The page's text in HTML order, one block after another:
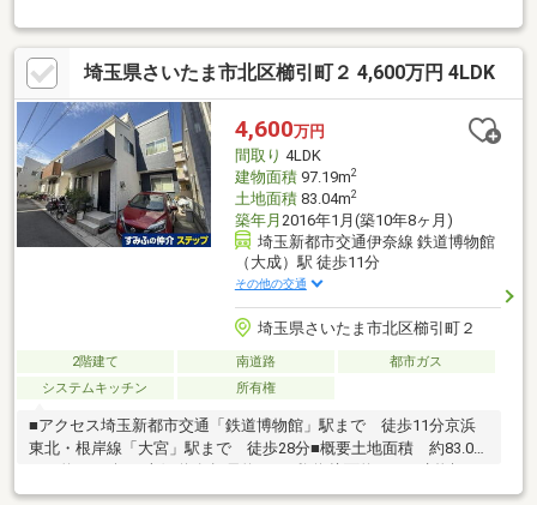
カースペース2台分有（車種による） ○ 広々としたLDK約16.3
帖 ○ 家族との会話が弾む対面式キッチン ○ 床下収納有 ○ 全居
室収納有 ○ ゆとりのある浴室は1616サイズ ○ 屋上には開放感
あふれるスカイバルコニー
埼玉県さいたま市北区櫛引町２ 4,600万円 4LDK
4,600万円
間取り 4LDK
建物面積97.19m2
土地面積83.04m2
築年月 2016年1月(築10年8ヶ月)
埼玉新都市交通伊奈線 鉄道博物館
（大成）駅 徒歩11分
その他の交通
埼玉県さいたま市北区櫛引町２
2階建て 南道路
都市ガス
システムキッチン
所有権
■アクセス埼玉新都市交通「鉄道博物館」駅まで 徒歩11分京浜
東北・根岸線「大宮」駅まで 徒歩28分■概要土地面積 約83.04
㎡（約25.11坪）南側道路 幅員約4.0m 私道 接面約9.1m■建物概
要・用途：居宅・構造：木造スレート葺2階建・建物面積：1階